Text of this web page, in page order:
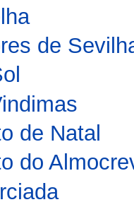
de
de Natal
do